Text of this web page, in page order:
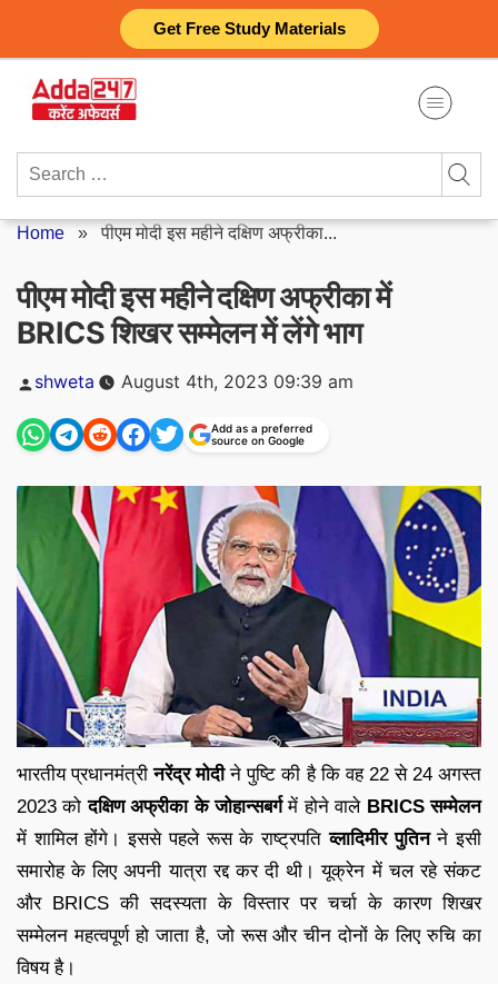
Get Free Study Materials
content
Search
Home »पीएम मोदी इस महीने दक्षिण अफ्रीका...
पीएम मोदी इस महीने दक्षिण अफ्रीका में
BRICS शिखर सम्मेलन में लेंगे भाग
Posted
by
shweta August 4th, 2023 09:39 am
Add as a preferred
source on Google
भारतीय प्रधानमंत्रीनरेंद्र मोदीने पुष्टि की है कि वह 22 से 24 अगस्त
2023 कोदक्षिण अफ्रीका के जोहान्सबर्गमें होने वालेBRICS सम्मेलन
में शामिल होंगे। इससे पहले रूस के राष्ट्रपतिव्लादिमीर पुतिनने इसी
समारोह के लिए अपनी यात्रा रद्द कर दी थी। यूक्रेन में चल रहे संकट
और BRICS की सदस्यता के विस्तार पर चर्चा के कारण शिखर
सम्मेलन महत्वपूर्ण हो जाता है, जो रूस और चीन दोनों के लिए रुचि का
विषय है।